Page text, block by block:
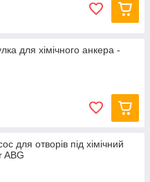
для хімічного анкера -
для отворів під хімічний
ABG